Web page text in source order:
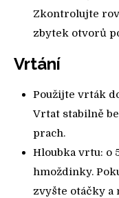
Zkontrolujte
zbytek otvorů
Vrtání
Použijte vrták
Vrtat stabilně
prach.
Hloubka vrtu: o
hmoždinky.
zvyšte otáčky a